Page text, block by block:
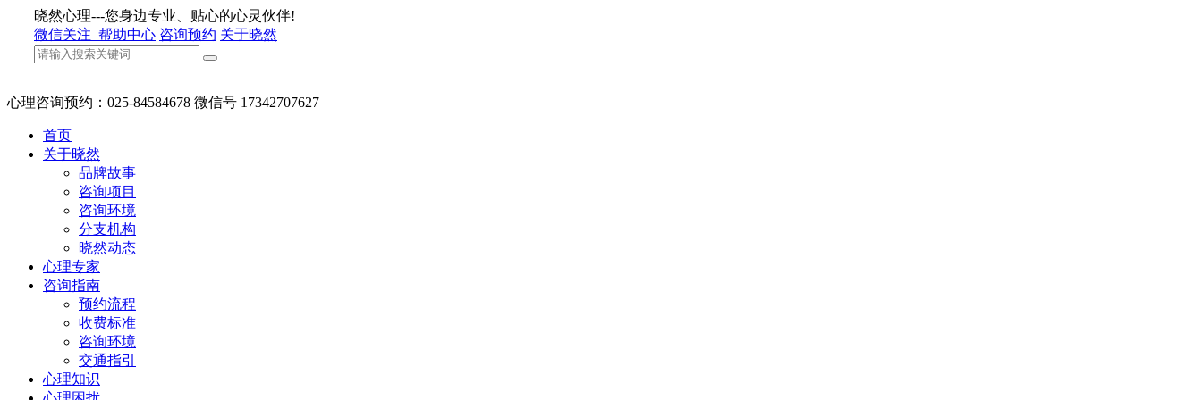
晓然心理---您身边专业、贴心的心灵伙伴!
微信关注 帮助中心 咨询预约 关于晓然
心理咨询预约：025-84584678 微信号 17342707627
首页
关于晓然
品牌故事
咨询项目
咨询环境
分支机构
晓然动态
心理专家
咨询指南
预约流程
收费标准
咨询环境
交通指引
心理知识